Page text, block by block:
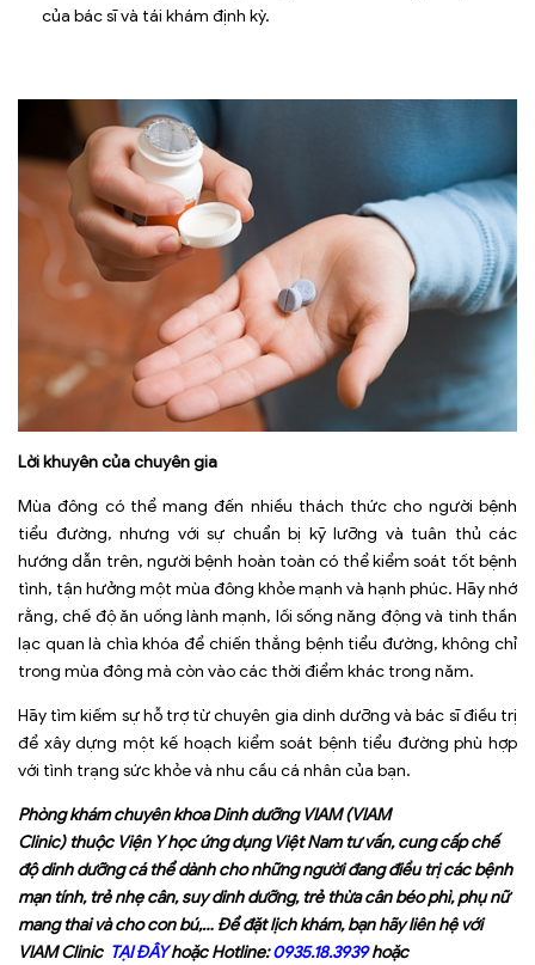
của bác sĩ và tái khám định kỳ.
Lời khuyên của chuyên gia
Mùa đông có thể mang đến nhiều thách thức cho người bệnh
tiểu đường, nhưng với sự chuẩn bị kỹ lưỡng và tuân thủ các
hướng dẫn trên, người bệnh hoàn toàn có thể kiểm soát tốt bệnh
tình, tận hưởng một mùa đông khỏe mạnh và hạnh phúc. Hãy nhớ
rằng, chế độ ăn uống lành mạnh, lối sống năng động và tinh thần
lạc quan là chìa khóa để chiến thắng bệnh tiểu đường, không chỉ
trong mùa đông mà còn vào các thời điểm khác trong năm.
Hãy tìm kiếm sự hỗ trợ từ chuyên gia dinh dưỡng và bác sĩ điều trị
để xây dựng một kế hoạch kiểm soát bệnh tiểu đường phù hợp
với tình trạng sức khỏe và nhu cầu cá nhân của bạn.
Phòng khám chuyên khoa Dinh dưỡng VIAM (VIAM
Clinic) thuộc Viện Y học ứng dụng Việt Nam tư vấn, cung cấp chế
độ dinh dưỡng cá thể dành cho những người đang điều trị các bệnh
mạn tính, trẻ nhẹ cân, suy dinh dưỡng, trẻ thừa cân béo phì, phụ nữ
mang thai và cho con bú,… Để đặt lịch khám, bạn hãy liên hệ với
VIAM Clinic TẠI ĐÂYhoặc Hotline:0935.18.3939hoặc